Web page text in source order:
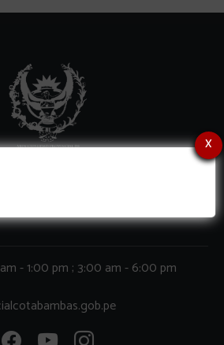
x
- 1:00 pm ; 3:00 am - 6:00 pm